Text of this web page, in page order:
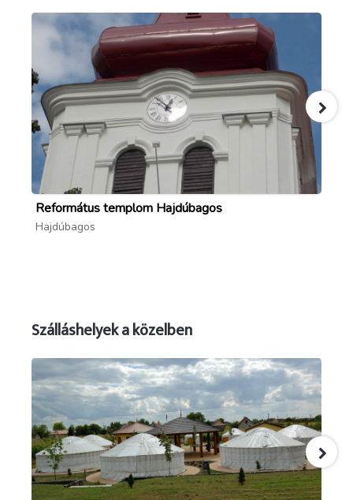
Református templom Hajdúbagos
Hajdúbagos
Szálláshelyek a közelben